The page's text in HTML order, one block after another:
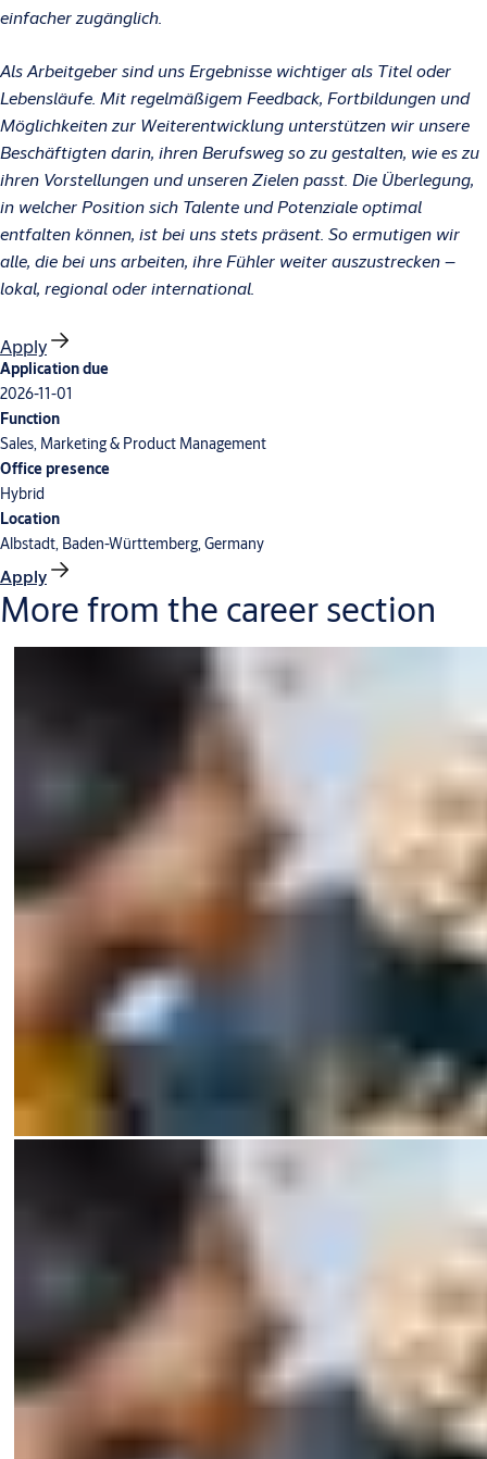
einfacher zugänglich.
Als Arbeitgeber sind uns Ergebnisse wichtiger als Titel oder
Lebensläufe. Mit regelmäßigem Feedback, Fortbildungen und
Möglichkeiten zur Weiterentwicklung unterstützen wir unsere
Beschäftigten darin, ihren Berufsweg so zu gestalten, wie es zu
ihren Vorstellungen und unseren Zielen passt. Die Überlegung,
in welcher Position sich Talente und Potenziale optimal
entfalten können, ist bei uns stets präsent. So ermutigen wir
alle, die bei uns arbeiten, ihre Fühler weiter auszustrecken –
lokal, regional oder international.
Apply
Application due
2026-11-01
Function
Sales, Marketing & Product Management
Office presence
Hybrid
Location
Albstadt, Baden-Württemberg, Germany
Apply
More from the career section